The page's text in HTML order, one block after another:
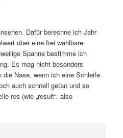
Dafür berechne ich Jahr
über eine frei wählbare
Spanne bestimme ich
Es mag nicht besonders
die Nase, wenn ich eine Schleife
auch schnell getan und so
res (wie „result“, also